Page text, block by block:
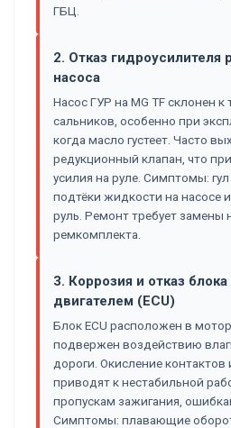
ГБЦ.
2. Отказ гидроусилителя
насоса
Насос ГУР на MG TF склонен к
сальников, особенно при
когда масло густеет. Часто
редукционный клапан, что
усилия на руле. Симптомы:
подтёки жидкости на насосе
руль. Ремонт требует замены
ремкомплекта.
3. Коррозия и отказ
двигателем (ECU)
Блок ECU расположен в
подвержен воздействию
дороги. Окисление
приводят к нестабильной
пропускам зажигания,
Симптомы: плавающие